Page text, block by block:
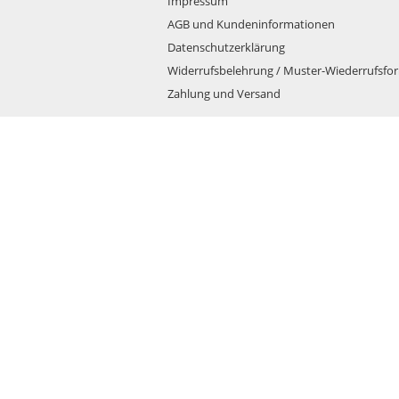
AGB und Kundeninformationen
Datenschutzerklärung
Widerrufsbelehrung / Muster-
Zahlung und Versand